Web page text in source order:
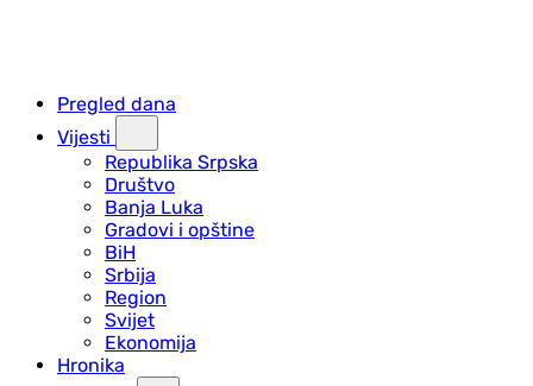
Pregled dana
Vijesti
Republika Srpska
Društvo
Banja Luka
Gradovi i opštine
BiH
Srbija
Region
Svijet
Ekonomija
Hronika